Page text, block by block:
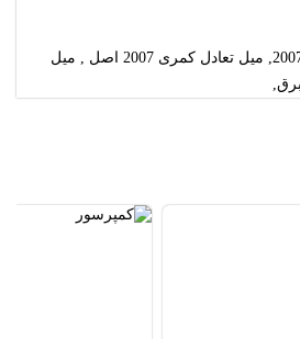
قیمت میل تعادل کمری 2007, میل تعادل کمری 2007 اصل , میل